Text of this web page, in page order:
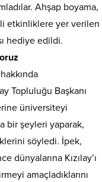
Ahşap boyama,
etkinliklere yer verilen
hediye edildi.
Topluluğu Başkanı
üniversiteyi
bir şeyleri yaparak,
söyledi. İpek,
dünyalarına Kızılay’ı
amaçladıklarını